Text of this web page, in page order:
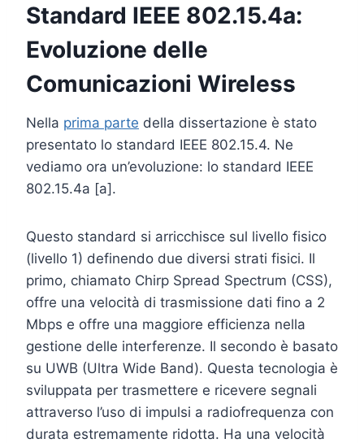
Standard IEEE 802.15.4a:
Evoluzione delle
Comunicazioni Wireless
Nella prima parte della dissertazione è stato
presentato lo standard IEEE 802.15.4. Ne
vediamo ora un’evoluzione: lo standard IEEE
802.15.4a [a].
Questo standard si arricchisce sul livello fisico
(livello 1) definendo due diversi strati fisici. Il
primo, chiamato Chirp Spread Spectrum (CSS),
offre una velocità di trasmissione dati fino a 2
Mbps e offre una maggiore efficienza nella
gestione delle interferenze. Il secondo è basato
su UWB (Ultra Wide Band). Questa tecnologia è
sviluppata per trasmettere e ricevere segnali
attraverso l’uso di impulsi a radiofrequenza con
durata estremamente ridotta. Ha una velocità